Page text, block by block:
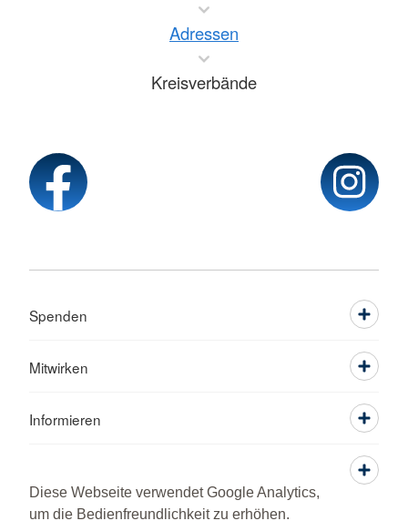
Diese Webseite verwendet Google Analytics,
um die Bedienfreundlichkeit zu erhöhen.
Adressen
Kreisverbände
Spenden
Mitwirken
Informieren